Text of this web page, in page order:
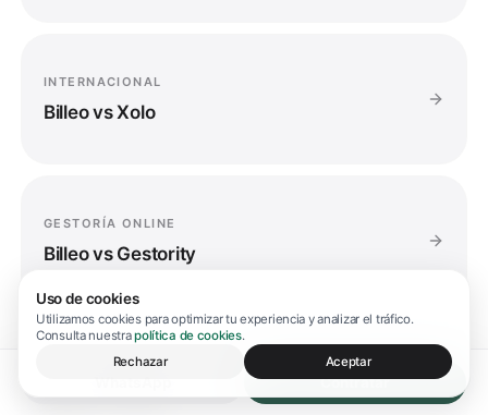
Uso de cookies
Utilizamos cookies para optimizar tu experiencia y analizar el tráfico.
Consulta nuestrapolítica de cookies.
Rechazar
Aceptar
Contratar
INTERNACIONAL
Billeo vsXolo
GESTORÍA ONLINE
Billeo vs Gestority
GESTORÍA ONLINE
Billeo vsTrilus